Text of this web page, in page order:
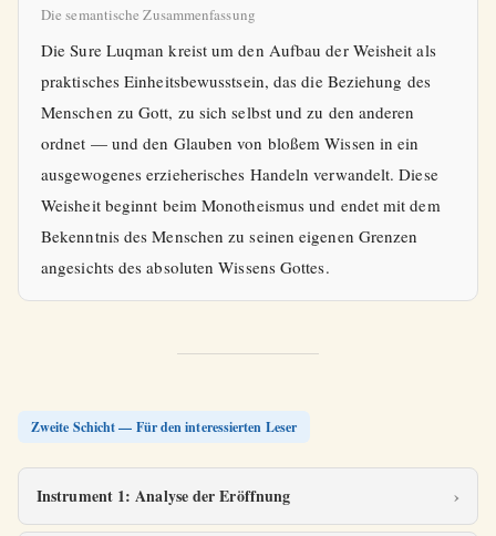
Die semantische Zusammenfassung
Die Sure Luqman kreist um den Aufbau der Weisheit als
praktisches Einheitsbewusstsein, das die Beziehung des
Menschen zu Gott, zu sich selbst und zu den anderen
ordnet — und den Glauben von bloßem Wissen in ein
ausgewogenes erzieherisches Handeln verwandelt. Diese
Weisheit beginnt beim Monotheismus und endet mit dem
Bekenntnis des Menschen zu seinen eigenen Grenzen
angesichts des absoluten Wissens Gottes.
Zweite Schicht — Für den interessierten Leser
Instrument 1: Analyse der Eröffnung